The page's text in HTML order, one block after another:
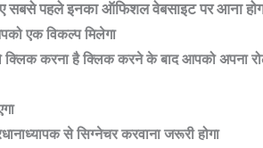
पहले इनका ऑफिशल वेबसाइट पर आना
एक विकल्प मिलेगा
करना है क्लिक करने के बाद आपको अपना
से सिग्नेचर करवाना जरूरी होगा